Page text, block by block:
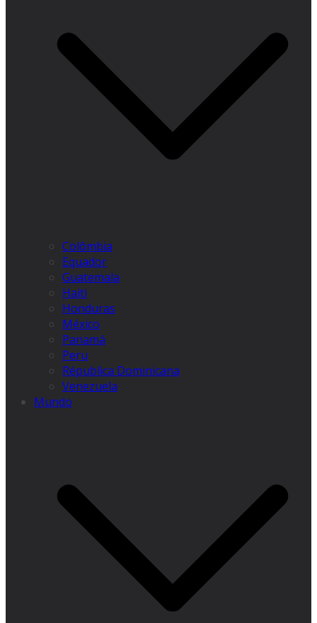
Colômbia
Equador
Guatemala
Haiti
Honduras
México
Panamá
Peru
Républica Dominicana
Venezuela
Mundo